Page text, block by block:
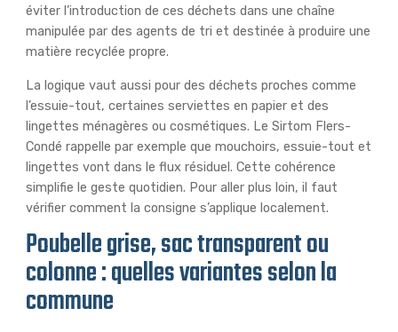
éviter l’introduction de ces déchets dans une chaîne
manipulée par des agents de tri et destinée à produire une
matière recyclée propre.
La logique vaut aussi pour des déchets proches comme
l’essuie-tout, certaines serviettes en papier et des
lingettes ménagères ou cosmétiques. Le Sirtom Flers-
Condé rappelle par exemple que mouchoirs, essuie-tout et
lingettes vont dans le flux résiduel. Cette cohérence
simplifie le geste quotidien. Pour aller plus loin, il faut
vérifier comment la consigne s’applique localement.
Poubelle grise, sac transparent ou
colonne : quelles variantes selon la
commune